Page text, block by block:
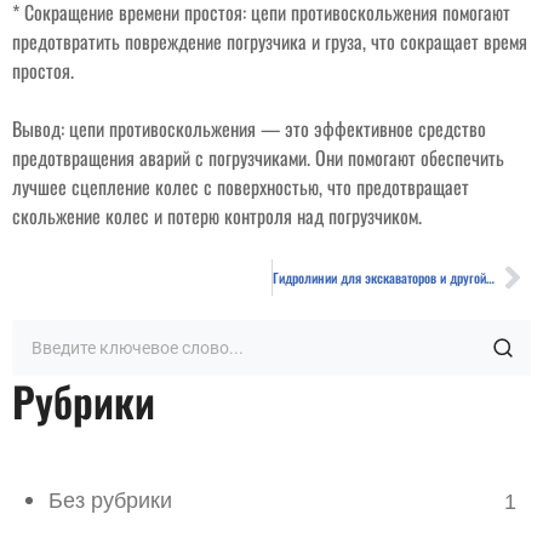
* Сокращение времени простоя: цепи противоскольжения помогают
предотвратить повреждение погрузчика и груза, что сокращает время
простоя.
Вывод: цепи противоскольжения — это эффективное средство
предотвращения аварий с погрузчиками. Они помогают обеспечить
лучшее сцепление колес с поверхностью, что предотвращает
скольжение колес и потерю контроля над погрузчиком.
Гидролинии для экскаваторов и другой спецтехники: 100 популярных вопросов с ответами
Рубрики
Без рубрики 1